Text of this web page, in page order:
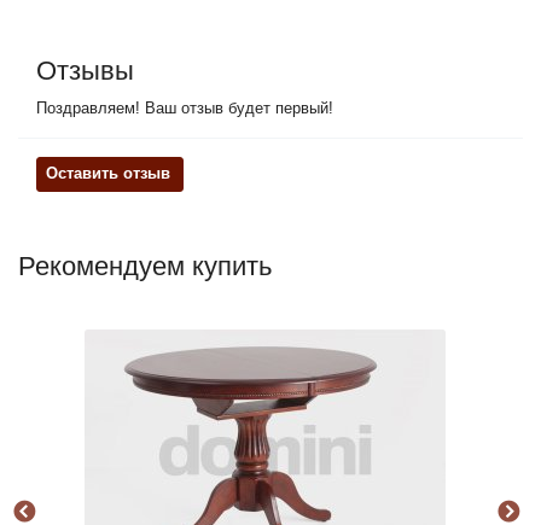
Отзывы
Поздравляем! Ваш отзыв будет первый!
Оставить отзыв
Рекомендуем купить